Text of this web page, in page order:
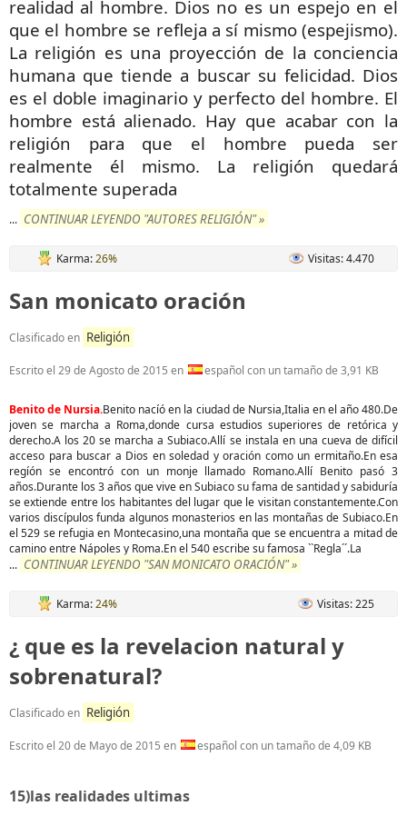
realidad al hombre. Dios no es un espejo en el
que el hombre se refleja a sí mismo (espejismo).
La religión es una proyección de la conciencia
humana que tiende a buscar su felicidad. Dios
es el doble imaginario y perfecto del hombre. El
hombre está alienado. Hay que acabar con la
religión para que el hombre pueda ser
realmente él mismo. La religión quedará
totalmente superada
... CONTINUAR LEYENDO "AUTORES RELIGIÓN" »
Karma:26% Visitas: 4.470
San monicato oración
Clasificado en Religión
Escrito el 29 de Agosto de 2015 en español con un tamaño de 3,91 KB
Benito de Nursia.Benito nacíó en la ciudad de Nursia,Italia en el año 480.De
joven se marcha a Roma,donde cursa estudios superiores de retórica y
derecho.A los 20 se marcha a Subiaco.Allí se instala en una cueva de difícil
acceso para buscar a Dios en soledad y oración como un ermitaño.En esa
regíón se encontró con un monje llamado Romano.Allí Benito pasó 3
años.Durante los 3 años que vive en Subiaco su fama de santidad y sabiduría
se extiende entre los habitantes del lugar que le visitan constantemente.Con
varios discípulos funda algunos monasterios en las montañas de Subiaco.En
el 529 se refugia en Montecasino,una montaña que se encuentra a mitad de
camino entre Nápoles y Roma.En el 540 escribe su famosa ``Regla´´.La
... CONTINUAR LEYENDO "SAN MONICATO ORACIÓN" »
Karma:24% Visitas: 225
¿ que es la revelacion natural y
sobrenatural?
Clasificado en Religión
Escrito el 20 de Mayo de 2015 en español con un tamaño de 4,09 KB
15)las realidades ultimas